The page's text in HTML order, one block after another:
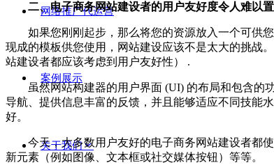
网络推广代运营
案例展示
关于我们
二、电子商务网站建设者的用户友好度令人难以
如果您刚刚起步，那么将您的资源放入一个可供您
现成的模板供您使用，网站建设应该不是太大的挑战
站建设者都应该考虑到用户友好性） .
虽然网站构建器的用户界面 (UI) 的布局和包含的功
导航、提供信息丰富的反馈，并且能够适应不同技能
好。
今天，大多数用户友好的电子商务网站建设者都使
新元素（例如图像、文本框或社交媒体按钮）等等。